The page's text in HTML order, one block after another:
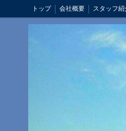
トップ 会社概要 スタッフ紹